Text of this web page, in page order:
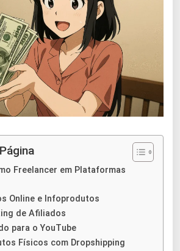
Freelancer em Plataformas
Online e Infoprodutos
de Afiliados
para o YouTube
Físicos com Dropshipping